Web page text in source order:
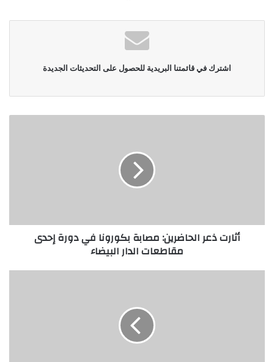
اشترك في قائمتنا البريدية للحصول على التحديثات الجديدة
أثارت ذعر الحاضرين: مصابة بكورونا في دورة إحدى
مقاطعات الدار البيضاء